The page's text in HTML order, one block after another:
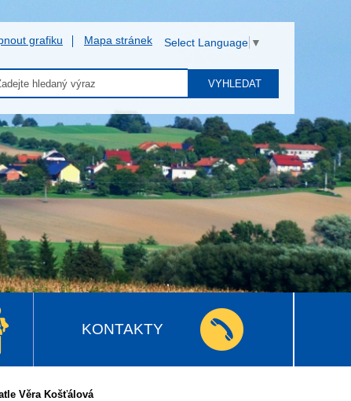
grafiku Mapa stránek Select Language ▼
VYHLEDAT
KONTAKTY
Věra Košťálová